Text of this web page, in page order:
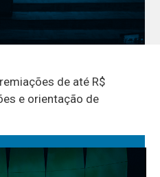
de até R$
e orientação de